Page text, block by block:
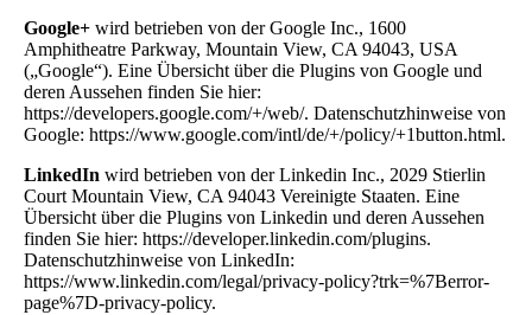
Google+ wird betrieben von der Google Inc., 1600
Amphitheatre Parkway, Mountain View, CA 94043, USA
(„Google“). Eine Übersicht über die Plugins von Google und
deren Aussehen finden Sie hier:
https://developers.google.com/+/web/. Datenschutzhinweise von
Google: https://www.google.com/intl/de/+/policy/+1button.html.
LinkedIn wird betrieben von der Linkedin Inc., 2029 Stierlin
Court Mountain View, CA 94043 Vereinigte Staaten. Eine
Übersicht über die Plugins von Linkedin und deren Aussehen
finden Sie hier: https://developer.linkedin.com/plugins.
Datenschutzhinweise von LinkedIn:
https://www.linkedin.com/legal/privacy-policy?trk=%7Berror-
page%7D-privacy-policy.